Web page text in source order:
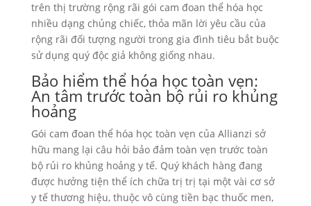
trên thị trường rộng rãi gói cam đoan thể hóa học
nhiều dạng chủng chiếc, thỏa mãn lời yêu cầu của
rộng rãi đối tượng người trong gia đình tiêu bắt buộc
sử dụng quý độc giả không giống nhau.
Bảo hiểm thể hóa học toàn vẹn:
An tâm trước toàn bộ rủi ro khủng
hoảng
Gói cam đoan thể hóa học toàn vẹn của Allianzi sở
hữu mang lại câu hỏi bảo đảm toàn vẹn trước toàn
bộ rủi ro khủng hoảng y tế. Quý khách hàng đang
được hưởng tiện thể ích chữa trị trị tại một vài cơ sở
y tế thương hiệu, thuộc vô cùng tiền bạc thuốc men,